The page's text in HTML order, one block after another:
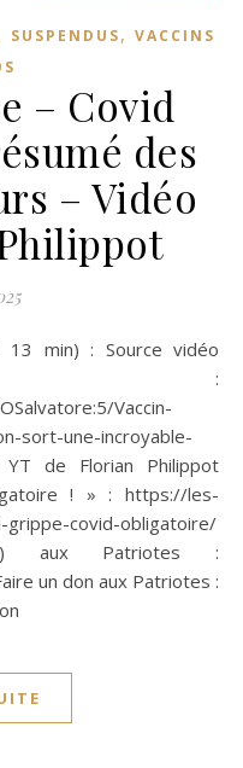
SUSPENDUS, VACCINS
– Covid
des
– Vidéo
:
Vaccin-
sort-une-incroyable-
YT de Florian Philippot
! » : https://les-
grippe-covid-obligatoire/
aux Patriotes :
un don aux Patriotes :